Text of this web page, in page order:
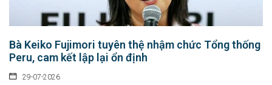
Bà Keiko Fujimori tuyên thệ nhậm chức Tổng thống
Peru, cam kết lập lại ổn định
29-07-2026